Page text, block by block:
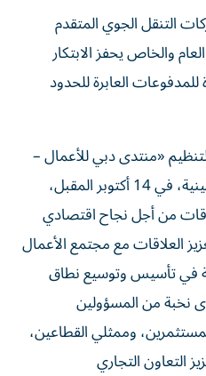
التنقل الجوي المتقدم
والخاص يحفز الابتكار
العابرة للحدود
«منتدى دبي للأعمال –
الصين» في مدينة شينجن الصينية، في 14 أكتوبر المقبل،
من أجل نجاح اقتصادي
العلاقات مع مجتمع الأعمال
في تأسيس وتوسيع نطاق
نخبة من المسؤولين
وممثلي القطاعين،
التعاون التجاري